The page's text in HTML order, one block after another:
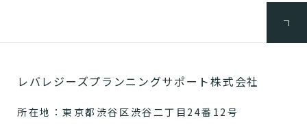
レバレジーズプランニングサポート株式会社
所在地：東京都渋谷区渋谷二丁目24番12号